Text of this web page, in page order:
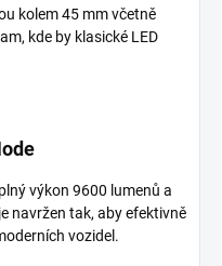
kolem 45 mm včetně
kde by klasické LED
výkon 9600 lumenů a
navržen tak, aby efektivně
vozidel.